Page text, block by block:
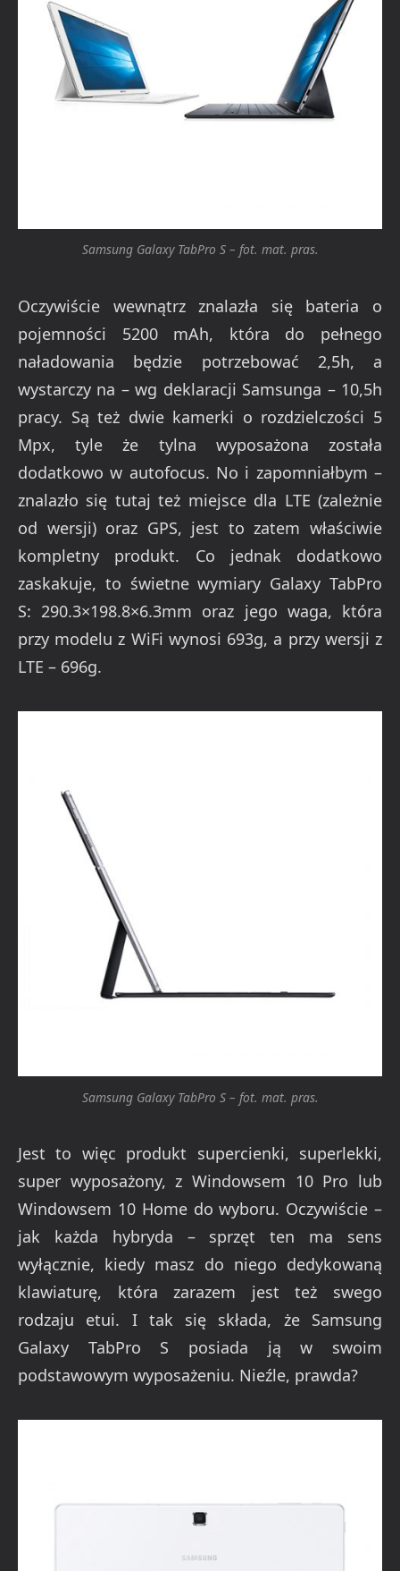
Samsung Galaxy TabPro S – fot. mat. pras.
Oczywiście wewnątrz znalazła się bateria o
pojemności 5200 mAh, która do pełnego
naładowania będzie potrzebować 2,5h, a
wystarczy na – wg deklaracji Samsunga – 10,5h
pracy. Są też dwie kamerki o rozdzielczości 5
Mpx, tyle że tylna wyposażona została
dodatkowo w autofocus. No i zapomniałbym –
znalazło się tutaj też miejsce dla LTE (zależnie
od wersji) oraz GPS, jest to zatem właściwie
kompletny produkt. Co jednak dodatkowo
zaskakuje, to świetne wymiary Galaxy TabPro
S: 290.3×198.8×6.3mm oraz jego waga, która
przy modelu z WiFi wynosi 693g, a przy wersji z
LTE – 696g.
Samsung Galaxy TabPro S – fot. mat. pras.
Jest to więc produkt supercienki, superlekki,
super wyposażony, z Windowsem 10 Pro lub
Windowsem 10 Home do wyboru. Oczywiście –
jak każda hybryda – sprzęt ten ma sens
wyłącznie, kiedy masz do niego dedykowaną
klawiaturę, która zarazem jest też swego
rodzaju etui. I tak się składa, że Samsung
Galaxy TabPro S posiada ją w swoim
podstawowym wyposażeniu. Nieźle, prawda?